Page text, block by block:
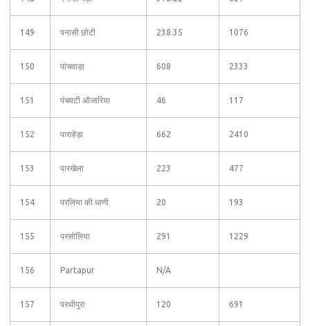
149 पनासी छोटी 238.35 1076
150 पांचवाड़ा 608 2333
151 पंचवटी ऑजारिया 46 117
152 पाराहेड़ा 662 2410
153 पारखेला 223 477
154 परलिया की धाणी 20 193
155 परसोलिया 291 1229
156 Partapur N/A
157 परथीपुरा 120 691